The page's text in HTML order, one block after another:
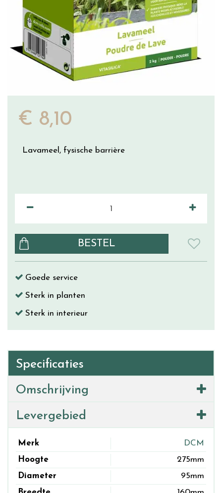
€ 8,10
Lavameel, fysische barrière
Goede service
Sterk in planten
Sterk in interieur
Specificaties
Omschrijving
Levergebied
Merk
DCM
Hoogte
275mm
Diameter
95mm